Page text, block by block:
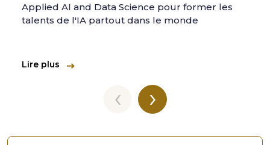
Applied AI and Data Science pour former les
talents de l'IA partout dans le monde
Lire plus
‹ ›